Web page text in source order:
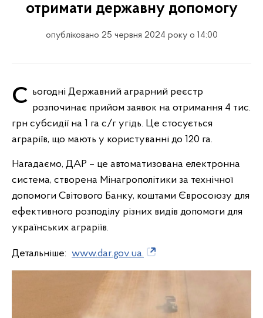
отримати державну допомогу
опубліковано 25 червня 2024 року о 14:00
Сьогодні Державний аграрний реєстр розпочинає прийом заявок на отримання 4 тис.
грн субсидії на 1 га с/г угідь. Це стосується
аграріїв, що мають у користуванні до 120 га.
Нагадаємо, ДАР – це автоматизована електронна
система, створена Мінагрополітики за технічної
допомоги Світового Банку, коштами Євросоюзу для
ефективного розподілу різних видів допомоги для
українських аграріїв.
Детальніше: www.dar.gov.ua.